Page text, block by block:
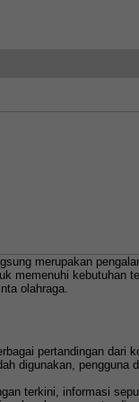
merupakan
memenuhi
olahraga.
pertandingan
digunakan,
terkini, informasi